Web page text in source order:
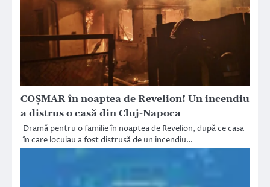
COȘMAR în noaptea de Revelion! Un incendiu
a distrus o casă din Cluj-Napoca
Dramă pentru o familie în noaptea de Revelion, după ce casa
în care locuiau a fost distrusă de un incendiu…